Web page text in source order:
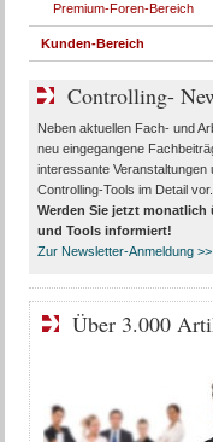
Premium-Foren-Bereich
Kunden-Bereich
Controlling-
Neben aktuellen Fach- und
neu eingegangene
interessante Veranstaltungen
Controlling-Tools im Detail vor.
Werden Sie jetzt monatlich
und Toolsinformiert!
Zur Newsletter-Anmeldung >>
Über 3.000